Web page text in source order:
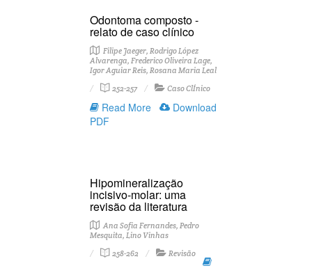
Odontoma composto -
relato de caso clínico
Filipe Jaeger, Rodrigo López
Alvarenga, Frederico Oliveira Lage,
Igor Aguiar Reis, Rosana Maria Leal
252-257
Caso ClÍnico
Read More
Download
PDF
Hipomineralização
incisivo-molar: uma
revisão da literatura
Ana Sofia Fernandes, Pedro
Mesquita, Lino Vinhas
258-262
Revisão